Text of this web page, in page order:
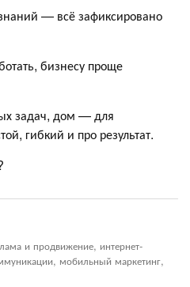
— всё зафиксировано
бизнесу проще
задач, дом — для
гибкий и про результат.
и продвижение, интернет-
мобильный маркетинг,